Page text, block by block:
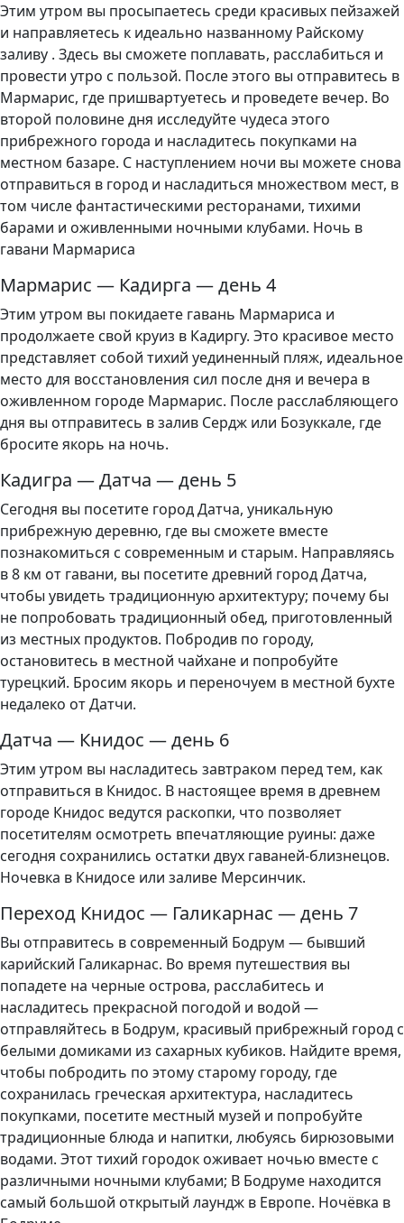
Этим утром вы просыпаетесь среди красивых пейзажей
и направляетесь к идеально названному Райскому
заливу . Здесь вы сможете поплавать, расслабиться и
провести утро с пользой. После этого вы отправитесь в
Мармарис, где пришвартуетесь и проведете вечер. Во
второй половине дня исследуйте чудеса этого
прибрежного города и насладитесь покупками на
местном базаре. С наступлением ночи вы можете снова
отправиться в город и насладиться множеством мест, в
том числе фантастическими ресторанами, тихими
барами и оживленными ночными клубами. Ночь в
гавани Мармариса
Мармарис — Кадирга — день 4
Этим утром вы покидаете гавань Мармариса и
продолжаете свой круиз в Кадиргу. Это красивое место
представляет собой тихий уединенный пляж, идеальное
место для восстановления сил после дня и вечера в
оживленном городе Мармарис. После расслабляющего
дня вы отправитесь в залив Сердж или Бозуккале, где
бросите якорь на ночь.
Кадигра — Датча — день 5
Сегодня вы посетите город Датча, уникальную
прибрежную деревню, где вы сможете вместе
познакомиться с современным и старым. Направляясь
в 8 км от гавани, вы посетите древний город Датча,
чтобы увидеть традиционную архитектуру; почему бы
не попробовать традиционный обед, приготовленный
из местных продуктов. Побродив по городу,
остановитесь в местной чайхане и попробуйте
турецкий. Бросим якорь и переночуем в местной бухте
недалеко от Датчи.
Датча — Книдос — день 6
Этим утром вы насладитесь завтраком перед тем, как
отправиться в Книдос. В настоящее время в древнем
городе Книдос ведутся раскопки, что позволяет
посетителям осмотреть впечатляющие руины: даже
сегодня сохранились остатки двух гаваней-близнецов.
Ночевка в Книдосе или заливе Мерсинчик.
Переход Книдос — Галикарнас — день 7
Вы отправитесь в современный Бодрум — бывший
карийский Галикарнас. Во время путешествия вы
попадете на черные острова, расслабитесь и
насладитесь прекрасной погодой и водой —
отправляйтесь в Бодрум, красивый прибрежный город с
белыми домиками из сахарных кубиков. Найдите время,
чтобы побродить по этому старому городу, где
сохранилась греческая архитектура, насладитесь
покупками, посетите местный музей и попробуйте
традиционные блюда и напитки, любуясь бирюзовыми
водами. Этот тихий городок оживает ночью вместе с
различными ночными клубами; В Бодруме находится
самый большой открытый лаундж в Европе. Ночёвка в